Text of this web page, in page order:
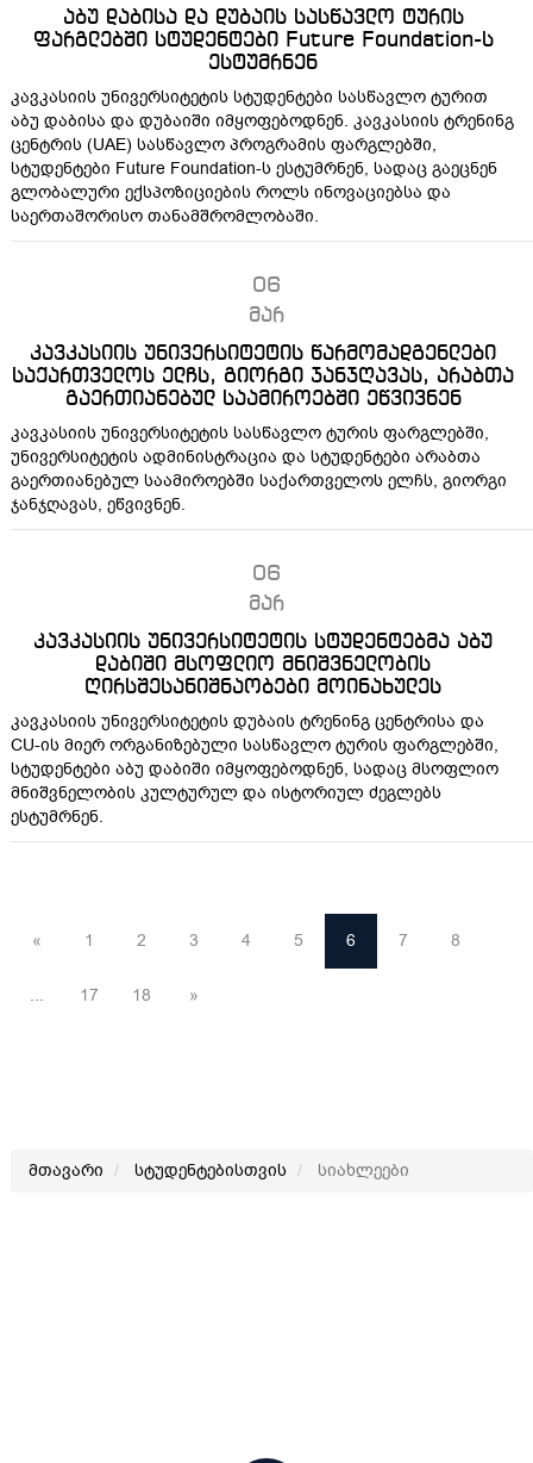
აბუ დაბისა და დუბაის სასწავლო ტურის
ფარგლებში სტუდენტები Future Foundation-ს
ესტუმრნენ
კავკასიის უნივერსიტეტის სტუდენტები სასწავლო ტურით
აბუ დაბისა და დუბაიში იმყოფებოდნენ. კავკასიის ტრენინგ
ცენტრის (UAE) სასწავლო პროგრამის ფარგლებში,
სტუდენტები Future Foundation-ს ესტუმრნენ, სადაც გაეცნენ
გლობალური ექსპოზიციების როლს ინოვაციებსა და
საერთაშორისო თანამშრომლობაში.
06
მარ
კავკასიის უნივერსიტეტის წარმომადგენლები
საქართველოს ელჩს, გიორგი ჯანჯღავას, არაბთა
გაერთიანებულ საამიროებში ეწვივნენ
კავკასიის უნივერსიტეტის სასწავლო ტურის ფარგლებში,
უნივერსიტეტის ადმინისტრაცია და სტუდენტები არაბთა
გაერთიანებულ საამიროებში საქართველოს ელჩს, გიორგი
ჯანჯღავას, ეწვივნენ.
06
მარ
კავკასიის უნივერსიტეტის სტუდენტებმა აბუ
დაბიში მსოფლიო მნიშვნელობის
ღირსშესანიშნაობები მოინახულეს
კავკასიის უნივერსიტეტის დუბაის ტრენინგ ცენტრისა და
CU-ის მიერ ორგანიზებული სასწავლო ტურის ფარგლებში,
სტუდენტები აბუ დაბიში იმყოფებოდნენ, სადაც მსოფლიო
მნიშვნელობის კულტურულ და ისტორიულ ძეგლებს
ესტუმრნენ.
« 1 2 3 4 5 6 7 8
... 17 18 »
მთავარი სტუდენტებისთვის სიახლეები